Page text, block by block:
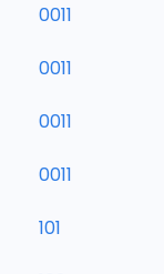
0011
0011
0011
0011
101